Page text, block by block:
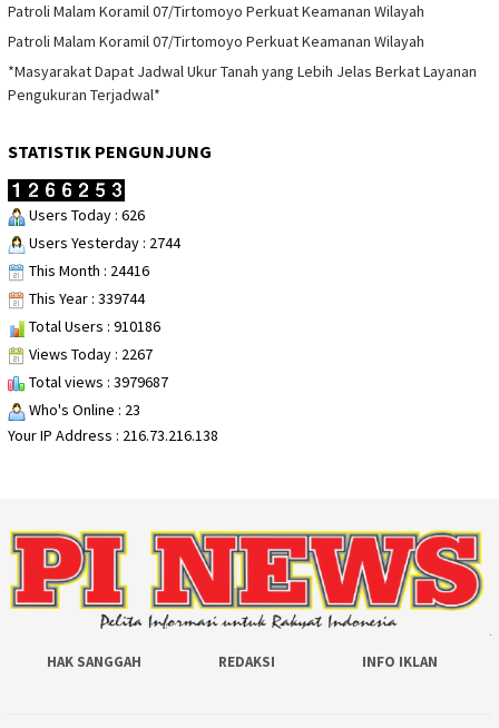
Patroli Malam Koramil 07/Tirtomoyo Perkuat Keamanan Wilayah
Patroli Malam Koramil 07/Tirtomoyo Perkuat Keamanan Wilayah
*Masyarakat Dapat Jadwal Ukur Tanah yang Lebih Jelas Berkat Layanan
Pengukuran Terjadwal*
STATISTIK PENGUNJUNG
Users Today : 626
Users Yesterday : 2744
This Month : 24416
This Year : 339744
Total Users : 910186
Views Today : 2267
Total views : 3979687
Who's Online : 23
Your IP Address : 216.73.216.138
HAK SANGGAH REDAKSI INFO IKLAN